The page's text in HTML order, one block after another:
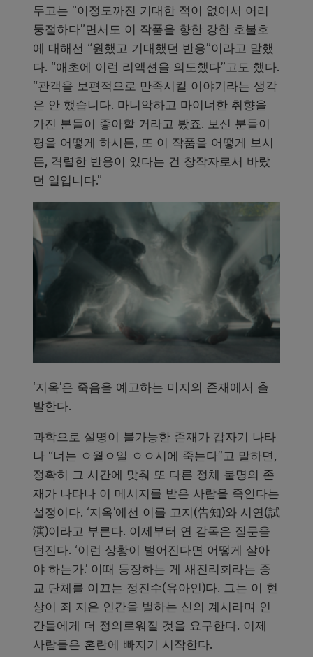
두고는 “이정도까진 기대한 적이 없어서 어리
둥절하다”면서도 이 작품을 향한 강한 호불호
에 대해선 “원했고 기대했던 반응”이라고 말했
다. “애초에 이런 리액션을 의도했다”고도 했다.
“관객을 보편적으로 만족시킬 이야기라는 생각
은 안 했습니다. 마니악하고 마이너한 취향을
가진 분들이 좋아할 거라고 봤죠. 보신 분들이
평을 어떻게 하시든, 또 이 작품을 어떻게 보시
든, 격렬한 반응이 있다는 건 창작자로서 바랐
던 일입니다.”
‘지옥’은 죽음을 예고하는 미지의 존재에서 출
발한다.
과학으로 설명이 불가능한 존재가 갑자기 나타
나 “너는 ㅇ월ㅇ일 ㅇㅇ시에 죽는다”고 말하면,
정확히 그 시간에 맞춰 또 다른 정체 불명의 존
재가 나타나 이 메시지를 받은 사람을 죽인다는
설정이다. ‘지옥’에선 이를 고지(告知)와 시연(試
演)이라고 부른다. 이제부터 연 감독은 질문을
던진다. ‘이런 상황이 벌어진다면 어떻게 살아
야 하는가.’ 이때 등장하는 게 새진리회라는 종
교 단체를 이끄는 정진수(유아인)다. 그는 이 현
상이 죄 지은 인간을 벌하는 신의 계시라며 인
간들에게 더 정의로워질 것을 요구한다. 이제
사람들은 혼란에 빠지기 시작한다.